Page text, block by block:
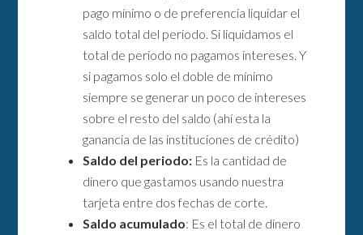
pago mínimo o de preferencia liquidar el
saldo total del periodo. Si liquidamos el
total de periodo no pagamos intereses. Y
si pagamos solo el doble de mínimo
siempre se generar un poco de intereses
sobre el resto del saldo (ahí esta la
ganancia de las instituciones de crédito)
Saldo del periodo: Es la cantidad de
dinero que gastamos usando nuestra
tarjeta entre dos fechas de corte.
Saldo acumulado: Es el total de dinero